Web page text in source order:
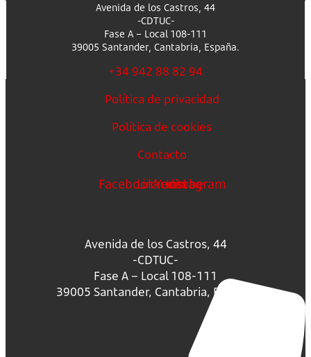
Avenida de los Castros, 44
-CDTUC-
Fase A – Local 108-111
39005 Santander, Cantabria, España.
+34 942 88 82 94
Política de privacidad
Política de cookies
Contacto
FacebookLinkedin
Youtube
Instagram
Avenida de los Castros, 44
-CDTUC-
Fase A – Local 108-111
39005 Santander, Cantabria, España.